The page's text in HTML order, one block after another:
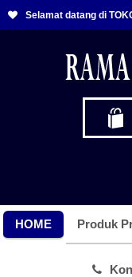
Selamat datang di
HOME Produk